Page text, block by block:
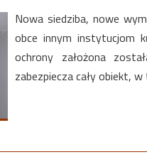
Nowa siedziba, nowe
obce innym instytucjom
ochrony założona
zabezpiecza cały obiekt,